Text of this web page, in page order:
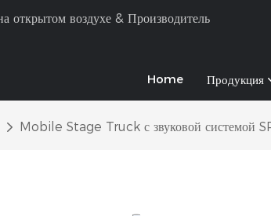
открытом воздухе & Производитель
Home Продукция
Mobile Stage Truck с звуковой системой